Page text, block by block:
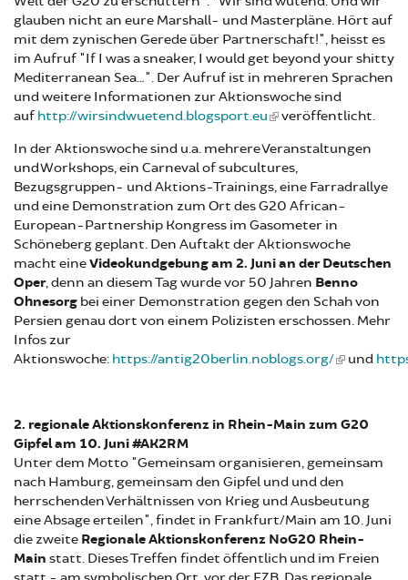
glauben nicht an eure Marshall- und Masterpläne. Hört auf
mit dem zynischen Gerede über Partnerschaft!", heisst es
im Aufruf "If I was a sneaker, I would get beyond your shitty
Mediterranean Sea…". Der Aufruf ist in mehreren Sprachen
und weitere Informationen zur Aktionswoche sind
auf http://wirsindwuetend.blogsport.eu
veröffentlicht.
In der Aktionswoche sind u.a. mehrere Veranstaltungen
und Workshops, ein Carneval of subcultures,
Bezugsgruppen- und Aktions-Trainings, eine Farradrallye
und eine Demonstration zum Ort des G20 African-
European-Partnership Kongress im Gasometer in
Schöneberg geplant. Den Auftakt der Aktionswoche
macht eineVideokundgebung am 2. Juni an der Deutschen
Oper, denn an diesem Tag wurde vor 50 Jahren Benno
Ohnesorg bei einer Demonstration gegen den Schah von
Persien genau dort von einem Polizisten erschossen. Mehr
Infos zur
Aktionswoche: https://antig20berlin.noblogs.org/ und
2. regionale Aktionskonferenz in Rhein-Main zum G20
Gipfel am 10. Juni #AK2RM
Unter dem Motto "Gemeinsam organisieren, gemeinsam
nach Hamburg, gemeinsam den Gipfel und und den
herrschenden Verhältnissen von Krieg und Ausbeutung
eine Absage erteilen", findet in Frankfurt/Main am 10. Juni
die zweite Regionale Aktionskonferenz NoG20 Rhein-
Main statt. Dieses Treffen findet öffentlich und im Freien